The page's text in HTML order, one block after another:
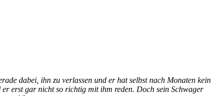
dabei, ihn zu verlassen und er hat selbst nach Monaten kein
erst gar nicht so richtig mit ihm reden. Doch sein Schwager